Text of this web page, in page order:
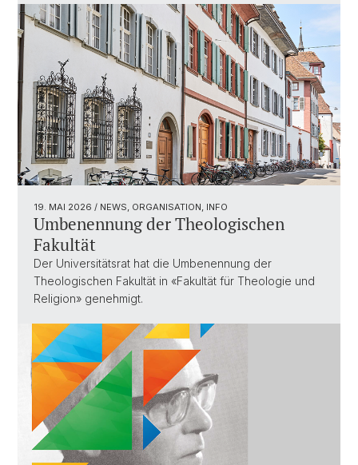
19. MAI 2026 / NEWS, ORGANISATION, INFO
Umbenennung der Theologischen
Fakultät
Der Universitätsrat hat die Umbenennung der
Theologischen Fakultät in «Fakultät für Theologie und
Religion» genehmigt.